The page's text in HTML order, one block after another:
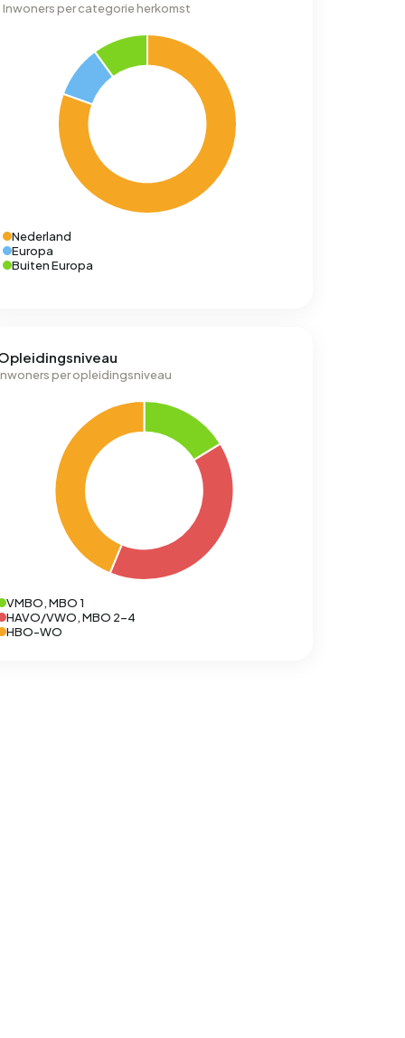
Inwoners per categorie herkomst
Nederland
Europa
Buiten Europa
per opleidingsniveau
VMBO, MBO 1
HAVO/VWO, MBO 2-4
HBO-WO